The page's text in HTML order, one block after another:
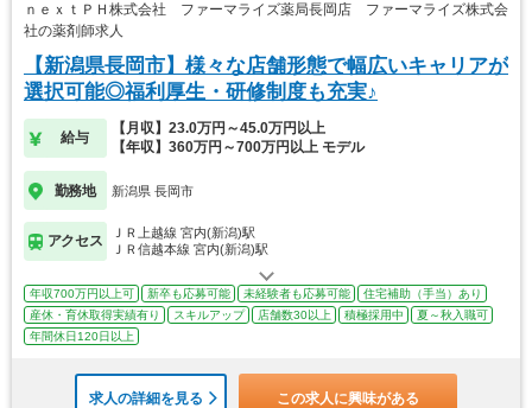
ｎｅｘｔＰＨ株式会社 ファーマライズ薬局長岡店 ファーマライズ株式会
社の薬剤師求人
【新潟県長岡市】様々な店舗形態で幅広いキャリアが
選択可能◎福利厚生・研修制度も充実♪
給与
【月収】23.0万円～45.0万円以上
【年収】360万円～700万円以上 モデル
勤務地 新潟県 長岡市
アクセス
ＪＲ上越線 宮内(新潟)駅
ＪＲ信越本線 宮内(新潟)駅
年収700万円以上可 新卒も応募可能 未経験者も応募可能
住宅補助（手当）あり
産休・育休取得実績有り
スキルアップ 店舗数30以上 積極採用中
夏～秋入職可
年間休日120日以上
求人の詳細を見る この求人に興味がある